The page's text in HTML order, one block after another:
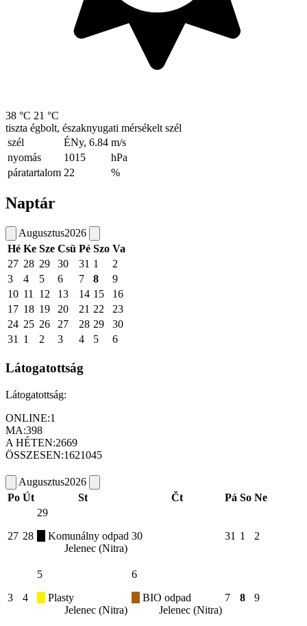
38 °C 21 °C
tiszta égbolt, északnyugati mérsékelt szél
szél
ÉNy, 6.84 m/s
nyomás
1015
hPa
páratartalom 22 %
Naptár
Augusztus2026
Hé Ke Sze Csü Pé Szo Va
27 28 29 30 31 1
2
3
4 5 6 7 8
9
10 11 12 13 14 15
16
17 18 19 20 21 22
23
24 25 26 27 28 29
30
31
1 2 3 4 5 6
Látogatottság
Látogatottság:
ONLINE:1
MA:398
A HÉTEN:2669
ÖSSZESEN:1621045
Augusztus2026
Po Út St Čt Pá So Ne
27 28
29
Komunálny odpad
Jelenec (Nitra)
30 31 1 2
3 4
5
Plasty
Jelenec (Nitra)
6
BIO odpad
Jelenec (Nitra)
7 8 9